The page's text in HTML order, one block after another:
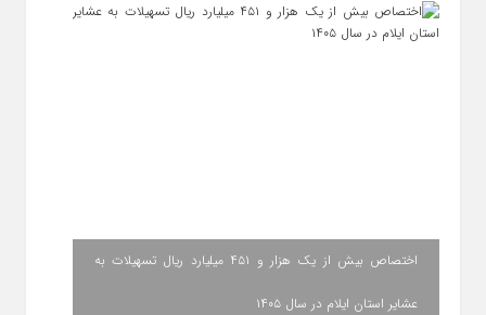
اختصاص بیش از یک هزار و ۴۵۱ میلیارد ریال تسهیلات به
عشایر استان ایلام در سال ۱۴۰۵